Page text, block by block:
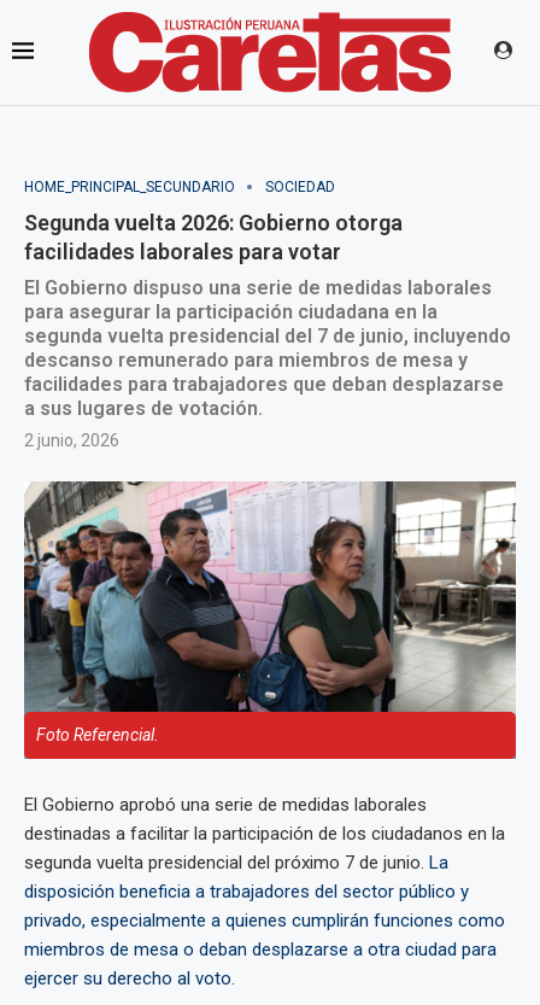
HOME_PRINCIPAL_SECUNDARIO SOCIEDAD
Segunda vuelta 2026: Gobierno otorga
facilidades laborales para votar
El Gobierno dispuso una serie de medidas laborales
para asegurar la participación ciudadana en la
segunda vuelta presidencial del 7 de junio, incluyendo
descanso remunerado para miembros de mesa y
facilidades para trabajadores que deban desplazarse
a sus lugares de votación.
2 junio, 2026
Foto Referencial.
El Gobierno aprobó una serie de medidas laborales
destinadas a facilitar la participación de los ciudadanos en la
segunda vuelta presidencial del próximo 7 de junio. La
disposición beneficia a trabajadores del sector público y
privado, especialmente a quienes cumplirán funciones como
miembros de mesa o deban desplazarse a otra ciudad para
ejercer su derecho al voto.